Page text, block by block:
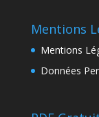
Mentions
Mentions
Données